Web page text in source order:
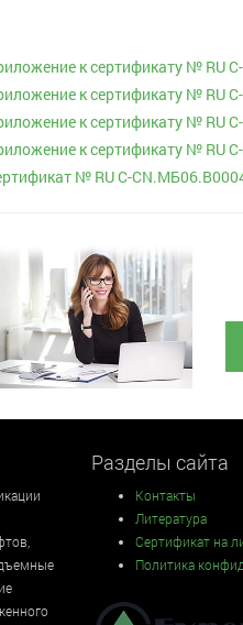
к сертификату № RU
к сертификату № RU
к сертификату № RU
к сертификату № RU
№ RU С-
Разделы сайта
Контакты
Литература
Сертификат на
Политика